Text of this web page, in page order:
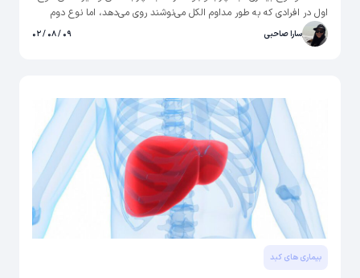
اول در افرادی که به طور مداوم الکل می­‌نوشند روی می‌­دهد، اما نوع دوم
بیشتر به سبک زندگی افراد بستگی دارد. افراد کم تحرک و دارای اضافه وزن که
در رژیم غذایی خود از خوراکی‌­های فرآوری شده و سرخ شده زیاد استفاده می­‌
سارا صاحبی ۰۹ / ۰۸ / ۰۲
بیماری های کبد